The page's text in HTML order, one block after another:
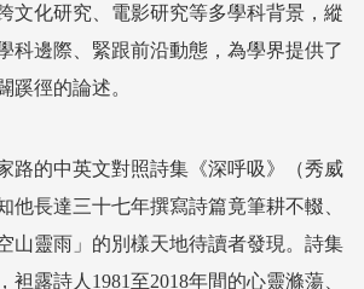
文化研究、電影研究等多學科背景，縱
科邊際、緊跟前沿動態，為學界提供了
蹊徑的論述。
的中英文對照詩集《深呼吸》（秀威
他長達三十七年撰寫詩篇竟筆耕不輟、
山靈雨」的別樣天地待讀者發現。詩集
袒露詩人1981至2018年間的心靈滌蕩、